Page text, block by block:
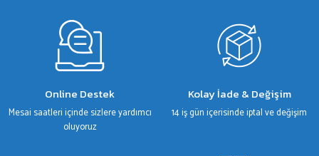
Online Destek
Mesai saatleri içinde sizlere yardımcı
oluyoruz
Kolay İade & Değişim
14 iş gün içerisinde iptal ve değişim